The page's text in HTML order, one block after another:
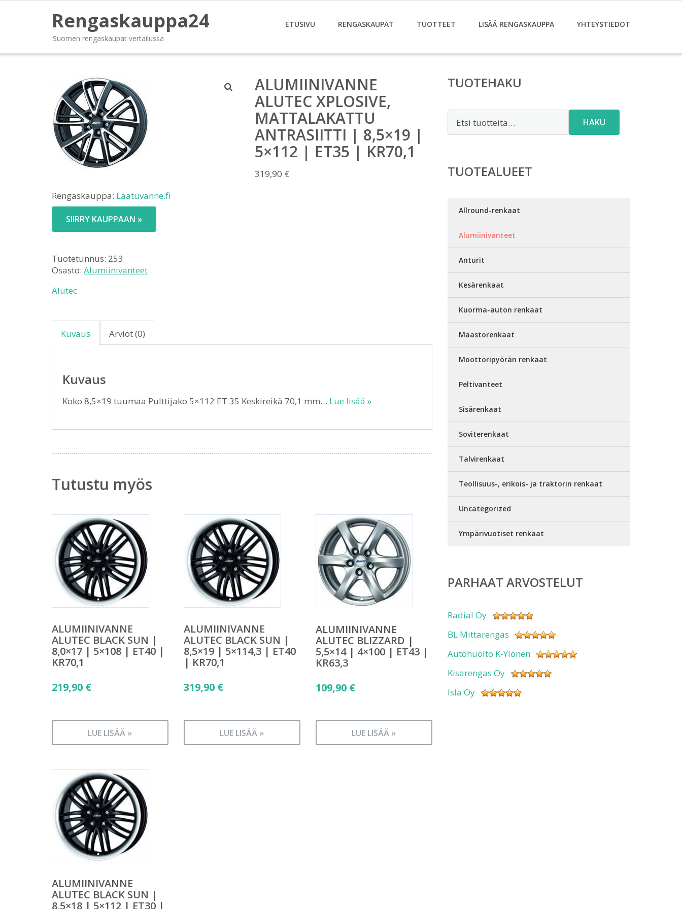
Rengaskauppa24
Suomen rengaskaupat vertailussa
ETUSIVU RENGASKAUPAT TUOTTEET LISÄÄ RENGASKAUPPA YHTEYSTIEDOT
ALUMIINIVANNE
ALUTEC XPLOSIVE,
MATTALAKATTU
ANTRASIITTI | 8,5×19 |
5×112 | ET35 | KR70,1
319,90 €
Rengaskauppa: Laatuvanne.fi
SIIRRY KAUPPAAN »
Tuotetunnus: 253
Osasto: Alumiinivanteet
Alutec
Kuvaus Arviot (0)
Kuvaus
Koko 8,5×19 tuumaa Pulttijako 5×112 ET 35 Keskireikä 70,1 mm… Lue lisää »
Tutustu myös
ALUMIINIVANNE
ALUTEC BLACK SUN |
8,0×17 | 5×108 | ET40 |
KR70,1
219,90 €
LUE LISÄÄ »
ALUMIINIVANNE
ALUTEC BLACK SUN |
8,5×19 | 5×114,3 | ET40
| KR70,1
319,90 €
LUE LISÄÄ »
ALUMIINIVANNE
ALUTEC BLIZZARD |
5,5×14 | 4×100 | ET43 |
KR63,3
109,90 €
LUE LISÄÄ »
ALUMIINIVANNE
ALUTEC BLACK SUN |
8,5×18 | 5×112 | ET30 |
TUOTEHAKU
HAKU
TUOTEALUEET
Allround-renkaat
Alumiinivanteet
Anturit
Kesärenkaat
Kuorma-auton renkaat
Maastorenkaat
Moottoripyörän renkaat
Peltivanteet
Sisärenkaat
Soviterenkaat
Talvirenkaat
Teollisuus-, erikois- ja traktorin renkaat
Uncategorized
Ympärivuotiset renkaat
PARHAAT ARVOSTELUT
Radial Oy
BL Mittarengas
Autohuolto K-Ylönen
Kisarengas Oy
Isla Oy